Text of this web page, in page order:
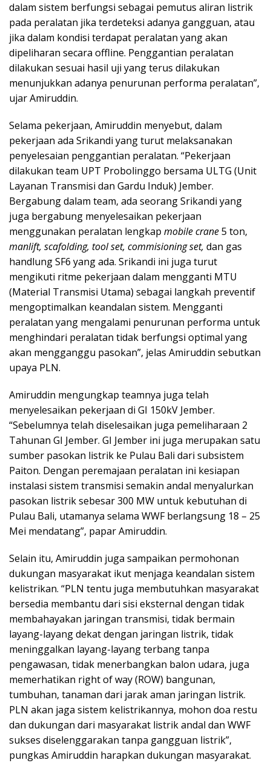
dalam sistem berfungsi sebagai pemutus aliran listrik
pada peralatan jika terdeteksi adanya gangguan, atau
jika dalam kondisi terdapat peralatan yang akan
dipeliharan secara offline. Penggantian peralatan
dilakukan sesuai hasil uji yang terus dilakukan
menunjukkan adanya penurunan performa peralatan”,
ujar Amiruddin.
Selama pekerjaan, Amiruddin menyebut, dalam
pekerjaan ada Srikandi yang turut melaksanakan
penyelesaian penggantian peralatan. “Pekerjaan
dilakukan team UPT Probolinggo bersama ULTG (Unit
Layanan Transmisi dan Gardu Induk) Jember.
Bergabung dalam team, ada seorang Srikandi yang
juga bergabung menyelesaikan pekerjaan
menggunakan peralatan lengkap mobile crane5 ton,
manlift, scafolding, tool set, commisioning set, dan gas
handlung SF6 yang ada. Srikandi ini juga turut
mengikuti ritme pekerjaan dalam mengganti MTU
(Material Transmisi Utama) sebagai langkah preventif
mengoptimalkan keandalan sistem. Mengganti
peralatan yang mengalami penurunan performa untuk
menghindari peralatan tidak berfungsi optimal yang
akan mengganggu pasokan”, jelas Amiruddin sebutkan
upaya PLN.
Amiruddin mengungkap teamnya juga telah
menyelesaikan pekerjaan di GI 150kV Jember.
“Sebelumnya telah diselesaikan juga pemeliharaan 2
Tahunan GI Jember. GI Jember ini juga merupakan satu
sumber pasokan listrik ke Pulau Bali dari subsistem
Paiton. Dengan peremajaan peralatan ini kesiapan
instalasi sistem transmisi semakin andal menyalurkan
pasokan listrik sebesar 300 MW untuk kebutuhan di
Pulau Bali, utamanya selama WWF berlangsung 18 – 25
Mei mendatang”, papar Amiruddin.
Selain itu, Amiruddin juga sampaikan permohonan
dukungan masyarakat ikut menjaga keandalan sistem
kelistrikan. “PLN tentu juga membutuhkan masyarakat
bersedia membantu dari sisi eksternal dengan tidak
membahayakan jaringan transmisi, tidak bermain
layang-layang dekat dengan jaringan listrik, tidak
meninggalkan layang-layang terbang tanpa
pengawasan, tidak menerbangkan balon udara, juga
memerhatikan right of way (ROW) bangunan,
tumbuhan, tanaman dari jarak aman jaringan listrik.
PLN akan jaga sistem kelistrikannya, mohon doa restu
dan dukungan dari masyarakat listrik andal dan WWF
sukses diselenggarakan tanpa gangguan listrik”,
pungkas Amiruddin harapkan dukungan masyarakat.